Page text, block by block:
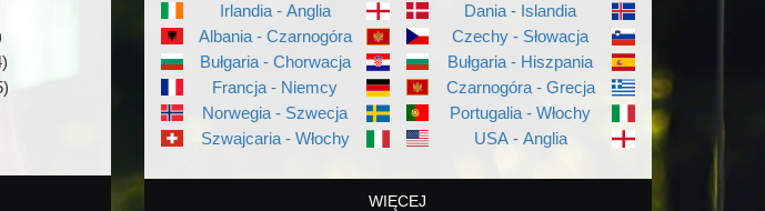
Irlandia - Anglia
Albania - Czarnogóra
Bułgaria - Chorwacja
Francja - Niemcy
Norwegia - Szwecja
Szwajcaria - Włochy
Dania - Islandia
Czechy - Słowacja
Bułgaria - Hiszpania
Czarnogóra - Grecja
Portugalia - Włochy
USA - Anglia
WIĘCEJ